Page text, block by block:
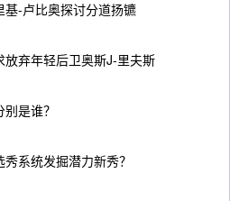
基-卢比奥探讨分道扬镳
弃年轻后卫奥斯J-里夫斯
是谁？
系统发掘潜力新秀？